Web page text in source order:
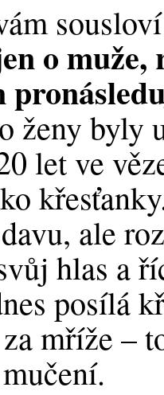
o
ženy byly
let ve
ale
hlas a
posílá
mříže –